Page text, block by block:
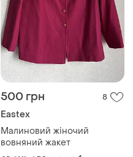
500 грн 8
Eastex
Малиновий жіночий
вовняний жакет